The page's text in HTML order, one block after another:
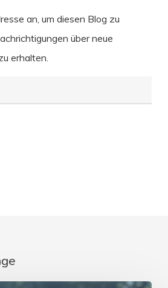
an, um diesen Blog zu
über neue
erhalten.